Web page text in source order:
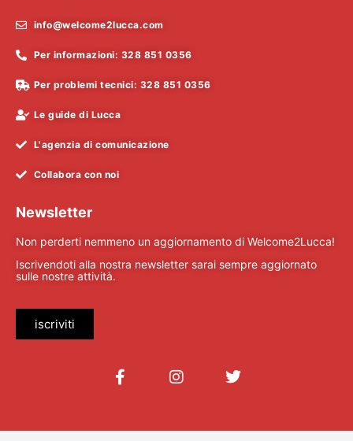
info@welcome2lucca.com
Per informazioni: 328 851 0356
Per problemi tecnici: 328 851 0356
Le guide di Lucca
L'agenzia di comunicazione
Collabora con noi
Newsletter
Non perderti nemmeno un aggiornamento di Welcome2Lucca!
Iscrivendoti alla nostra newsletter sarai sempre aggiornato
sulle nostre attività.
iscriviti